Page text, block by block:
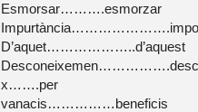
Esmorsar……….esmorzar
D’aquet………………..d’aquest
x…….per
vanacis……………beneficis